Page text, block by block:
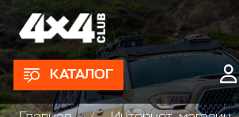
КАТАЛОГ